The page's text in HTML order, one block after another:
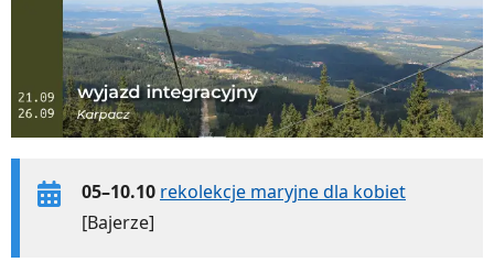
05–10.10 rekolekcje maryjne dla kobiet
[Bajerze]